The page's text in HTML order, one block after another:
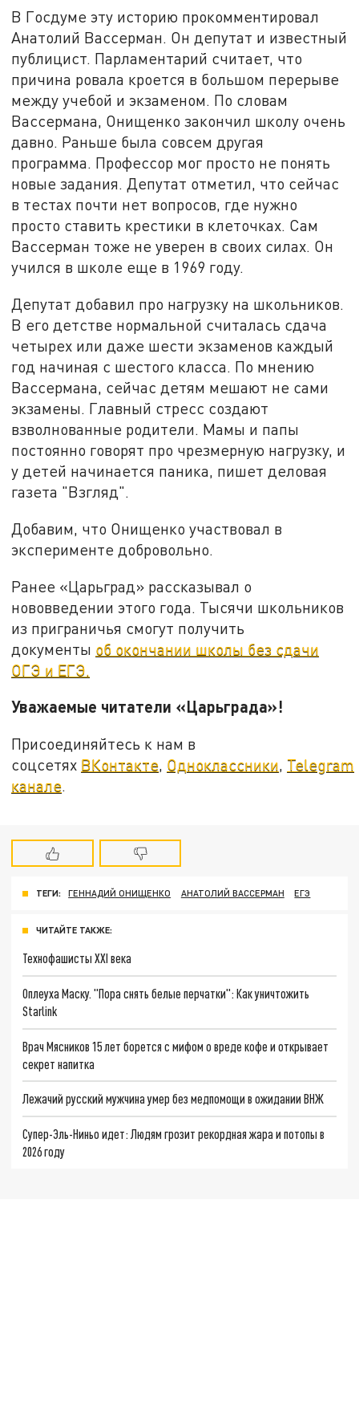
В Госдуме эту историю прокомментировал
Анатолий Вассерман. Он депутат и известный
публицист. Парламентарий считает, что
причина ровала кроется в большом перерыве
между учебой и экзаменом. По словам
Вассермана, Онищенко закончил школу очень
давно. Раньше была совсем другая
программа. Профессор мог просто не понять
новые задания. Депутат отметил, что сейчас
в тестах почти нет вопросов, где нужно
просто ставить крестики в клеточках. Сам
Вассерман тоже не уверен в своих силах. Он
учился в школе еще в 1969 году.
Депутат добавил про нагрузку на школьников.
В его детстве нормальной считалась сдача
четырех или даже шести экзаменов каждый
год начиная с шестого класса. По мнению
Вассермана, сейчас детям мешают не сами
экзамены. Главный стресс создают
взволнованные родители. Мамы и папы
постоянно говорят про чрезмерную нагрузку, и
у детей начинается паника, пишет деловая
газета "Взгляд".
Добавим, что Онищенко участвовал в
эксперименте добровольно.
Ранее «Царьград» рассказывал о
нововведении этого года. Тысячи школьников
из приграничья смогут получить
документы об окончании школы без сдачи
ОГЭ и ЕГЭ.
Уважаемые читатели «Царьграда»!
Присоединяйтесь к нам в
соцсетях ВКонтакте, Одноклассники, Telegram
канале.
ТЕГИ: ГЕННАДИЙ ОНИЩЕНКО АНАТОЛИЙ ВАССЕРМАН ЕГЭ
ЧИТАЙТЕ ТАКЖЕ:
Технофашисты XXI века
Оплеуха Маску. "Пора снять белые перчатки": Как уничтожить
Starlink
Врач Мясников 15 лет борется с мифом о вреде кофе и открывает
секрет напитка
Лежачий русский мужчина умер без медпомощи в ожидании ВНЖ
Супер-Эль-Ниньо идет: Людям грозит рекордная жара и потопы в
2026 году